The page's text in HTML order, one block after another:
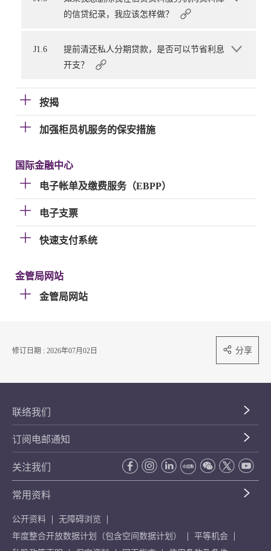
的信贷纪录，我应该怎样做？
J1.6
提前清还私人分期贷款，是否可以节省利息
开支？
按揭
加强柜员机服务的保安措施
国际金融中心
电子帐单及缴费服务（EBPP）
电子支票
快速支付系统
金管局网站
金管局网站
修订日期 : 2026年07月02日 分享
联络我们
订阅电邮通知
关注我们
常用资料
公开资料
无障碍浏览
年度整合开放数据计划（包含空间数据计划）
平等机会